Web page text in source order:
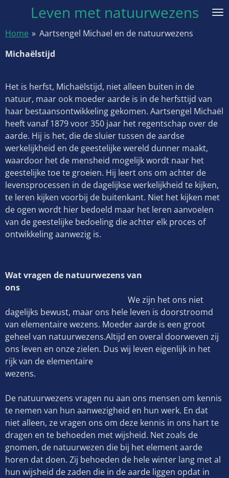
naar
hoofdinhoud
Leven met natuurwezens
Home » Aartsengel Michael en de natuurwezens
Michaëlstijd
Het is herfst, Michaëlstijd, niet alleen buiten in de
natuur, maar ook moeder aarde is in de herfsttijd van
haar bestaansontwikkeling gekomen. Aartsengel Michaël
heeft vanaf 1879 voor 350 jaar het regentschap over de
aarde. Hij is het, die de sluier tussen de aardse
werkelijkheid en de geestelijke wereld dunner maakt,
waardoor het de mensheid mogelijk wordt naar het
geestelijke toe te groeien. Hij leert ons om achter de
levensprocessen in de dagelijkse werkelijkheid te kijken,
te leren kijken voorbij de buitenkant. Niet het kijken met
de ogen wordt hier bedoeld maar het leren aanvoelen
van de geestelijke bedoeling die achter elk proces of
ontwikkeling aanwezig is.
Wat vragen de natuurwezens van
ons
We zijn het ons niet
dagelijks bewust, maar ons hele leven is doorstroomd
van elementaire wezens. Moeder aarde is een groot
geheel van natuurwezens.Altijd en overal doorweven zij
ons leven en onze zielen. Dus wij leven eigenlijk in het
rijk van de elementaire
wezens.
De natuurwezens vragen nu aan ons mensen om kennis
te nemen van hun aanwezigheid en hun werk. En dat
niet alleen, ze vragen ons om deze kennis in ons hart te
dragen en te behoeden met wijsheid. Net zoals de
gnomen, de natuurwezen die bij het element aarde
horen dat doen. Zij behoeden de hele winter lang met al
hun wijsheid de zaden die in de aarde liggen opdat in